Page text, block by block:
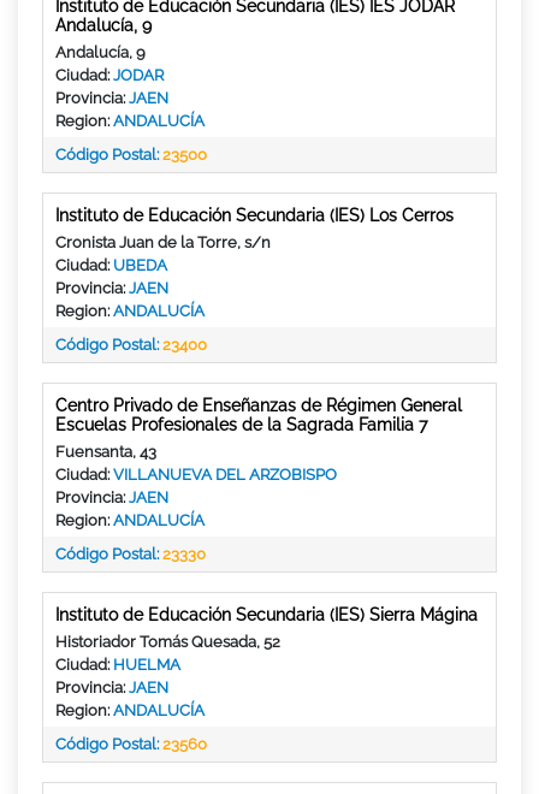
Instituto de Educación Secundaria (IES) IES JÓDAR
Andalucía, 9
Andalucía, 9
Ciudad:JODAR
Provincia:JAEN
Region:ANDALUCÍA
Código Postal:23500
Instituto de Educación Secundaria (IES) Los Cerros
Cronista Juan de la Torre, s/n
Ciudad: UBEDA
Provincia:JAEN
Region:ANDALUCÍA
Código Postal:23400
Centro Privado de Enseñanzas de Régimen General
Escuelas Profesionales de la Sagrada Familia 7
Fuensanta, 43
Ciudad:VILLANUEVA DEL ARZOBISPO
Provincia:JAEN
Region:ANDALUCÍA
Código Postal:23330
Instituto de Educación Secundaria (IES) Sierra Mágina
Historiador Tomás Quesada, 52
Ciudad: HUELMA
Provincia:JAEN
Region:ANDALUCÍA
Código Postal:23560